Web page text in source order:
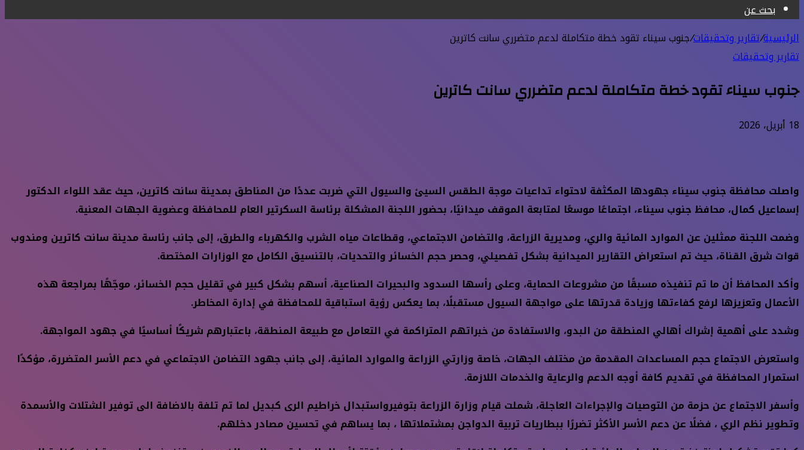
بحث عن
الرئيسية/تقارير وتحقيقات/جنوب سيناء تقود خطة متكاملة لدعم متضرري سانت كاترين
تقارير وتحقيقات
جنوب سيناء تقود خطة متكاملة لدعم متضرري سانت كاترين
18 أبريل، 2026
واصلت محافظة جنوب سيناء جهودها المكثفة لاحتواء تداعيات موجة الطقس السيئ والسيول التي ضربت عددًا من المناطق بمدينة سانت كاترين، حيث عقد اللواء الدكتور
إسماعيل كمال، محافظ جنوب سيناء، اجتماعًا موسعًا لمتابعة الموقف ميدانيًا، بحضور اللجنة المشكلة برئاسة السكرتير العام للمحافظة وعضوية الجهات المعنية.
وضمت اللجنة ممثلين عن الموارد المائية والري، ومديرية الزراعة، والتضامن الاجتماعي، وقطاعات مياه الشرب والكهرباء والطرق، إلى جانب رئاسة مدينة سانت كاترين ومندوب
قوات شرق القناة، حيث تم استعراض التقارير الميدانية بشكل تفصيلي، وحصر حجم الخسائر والتحديات، بالتنسيق الكامل مع الوزارات المختصة.
وأكد المحافظ أن ما تم تنفيذه مسبقًا من مشروعات الحماية، وعلى رأسها السدود والبحيرات الصناعية، أسهم بشكل كبير في تقليل حجم الخسائر، موجّهًا بمراجعة هذه
الأعمال وتعزيزها لرفع كفاءتها وزيادة قدرتها على مواجهة السيول مستقبلًا، بما يعكس رؤية استباقية للمحافظة في إدارة المخاطر.
وشدد على أهمية إشراك أهالي المنطقة من البدو، والاستفادة من خبراتهم المتراكمة في التعامل مع طبيعة المنطقة، باعتبارهم شريكًا أساسيًا في جهود المواجهة.
واستعرض الاجتماع حجم المساعدات المقدمة من مختلف الجهات، خاصة وزارتي الزراعة والموارد المائية، إلى جانب جهود التضامن الاجتماعي في دعم الأسر المتضررة، مؤكدًا
استمرار المحافظة في تقديم كافة أوجه الدعم والرعاية والخدمات اللازمة.
وأسفر الاجتماع عن حزمة من التوصيات والإجراءات العاجلة، شملت قيام وزارة الزراعة بتوفيرواستبدال خراطيم الرى كبديل لما تم تلفة بالاضافة الى توفير الشتلات والأسمدة
وتطوير نظم الري ، فضلًا عن دعم الأسر الأكثر تضررًا ببطاريات تربية الدواجن بمشتملاتها ، بما يساهم في تحسين مصادر دخلهم.